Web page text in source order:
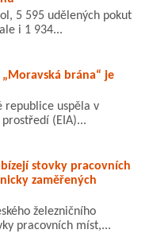
5 595 udělených pokut
i 1 934...
brána“ je
republice uspěla v
(EIA)...
stovky pracovních
zaměřených
železničního
pracovních míst,...